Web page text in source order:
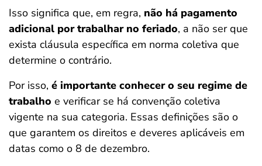
Isso significa que, em regra, não há pagamento
adicional por trabalhar no feriado, a não ser que
exista cláusula específica em norma coletiva que
determine o contrário.
Por isso, é importante conhecer o seu regime de
trabalho e verificar se há convenção coletiva
vigente na sua categoria. Essas definições são o
que garantem os direitos e deveres aplicáveis em
datas como o 8 de dezembro.